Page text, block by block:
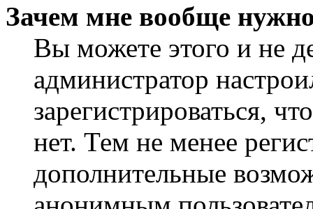
Зачем мне вообще
Вы можете этого и не
администратор
зарегистрироваться,
нет. Тем не менее
дополнительные